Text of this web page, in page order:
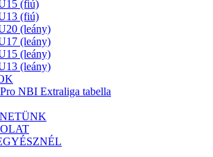
(fiú)
(fiú)
(leány)
(leány)
(leány)
(leány)
NBI Extraliga tabella